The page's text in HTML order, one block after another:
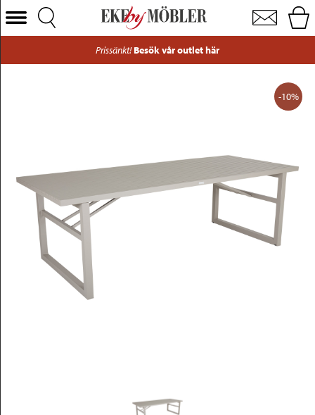
Vevi matbord aluminium beige 230x95 cm
Välj Kategori
Förvaring
Inredning
Mattor
Belysning
Utemöbler
Prissänkt! Besök vår outlet här
-10%